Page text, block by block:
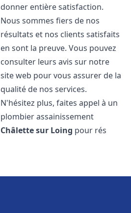
donner entière satisfaction.
Nous sommes fiers de nos
résultats et nos clients satisfaits
en sont la preuve. Vous pouvez
consulter leurs avis sur notre
site web pour vous assurer de la
qualité de nos services.
N'hésitez plus, faites appel à un
plombier assainissement
Châlette sur Loing pour rés